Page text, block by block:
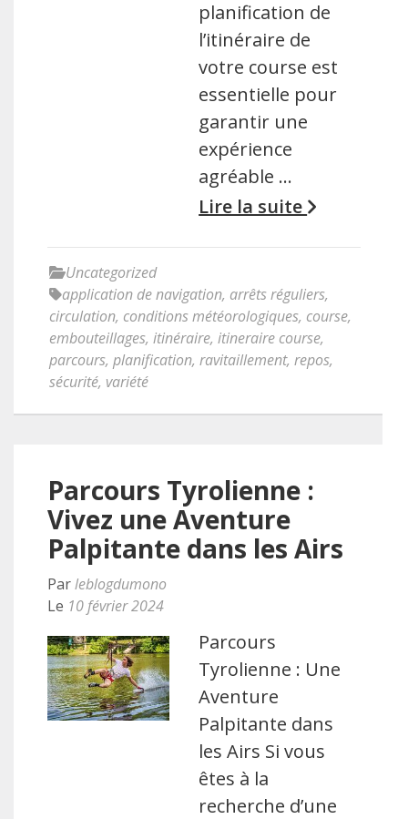
planification de
l’itinéraire de
votre course est
essentielle pour
garantir une
expérience
agréable …
Lire la suite
Uncategorized
application de navigation, arrêts réguliers,
circulation, conditions météorologiques, course,
embouteillages, itinéraire, itineraire course,
parcours, planification, ravitaillement, repos,
sécurité, variété
Parcours Tyrolienne :
Vivez une Aventure
Palpitante dans les Airs
Parleblogdumono
Le 10 février 2024
Parcours
Tyrolienne : Une
Aventure
Palpitante dans
les Airs Si vous
êtes à la
recherche d’une